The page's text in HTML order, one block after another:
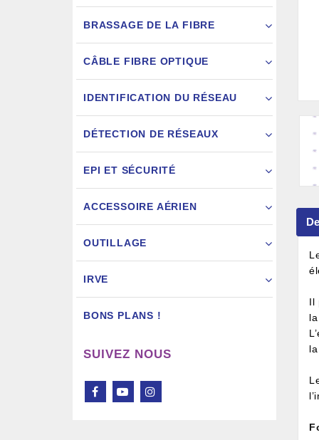
BRASSAGE DE LA FIBRE
CÂBLE FIBRE OPTIQUE
IDENTIFICATION DU RÉSEAU
DÉTECTION DE RÉSEAUX
EPI ET SÉCURITÉ
ACCESSOIRE AÉRIEN
OUTILLAGE
IRVE
BONS PLANS !
SUIVEZ NOUS
Il